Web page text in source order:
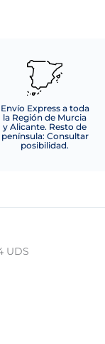
Envío Express a toda
la Región de Murcia
y Alicante. Resto de
península: Consultar
posibilidad.
UDS